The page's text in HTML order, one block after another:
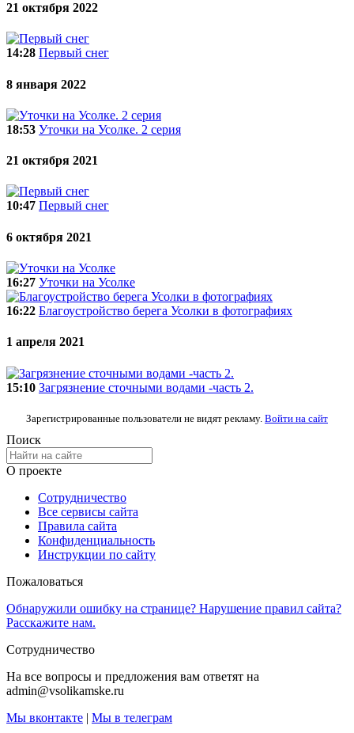
21 октября 2022
14:28 Первый снег
8 января 2022
18:53 Уточки на Усолке. 2 серия
21 октября 2021
10:47 Первый снег
6 октября 2021
16:27 Уточки на Усолке
16:22 Благоустройство берега Усолки в фотографиях
1 апреля 2021
15:10 Загрязнение сточными водами -часть 2.
Зарегистрированные пользователи не видят рекламу. Войти на сайт
Поиск
О проекте
Сотрудничество
Все сервисы сайта
Правила сайта
Конфиденциальность
Инструкции по сайту
Пожаловаться
Обнаружили ошибку на странице? Нарушение правил сайта?
Расскажите нам.
Сотрудничество
На все вопросы и предложения вам ответят на
admin@vsolikamske.ru
Мы вконтакте | Мы в телеграм